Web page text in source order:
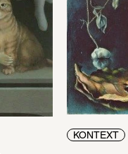
KONTEXT